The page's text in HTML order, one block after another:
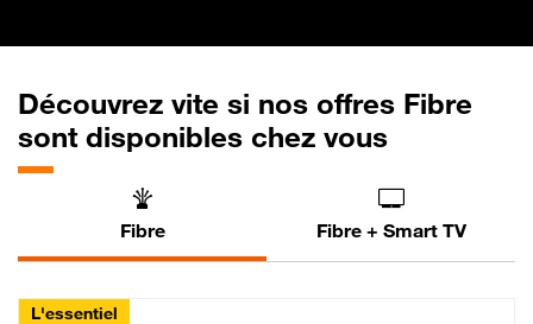
Découvrez vite si nos offres Fibre
sont disponibles chez vous
Fibre Fibre + Smart TV
L'essentiel